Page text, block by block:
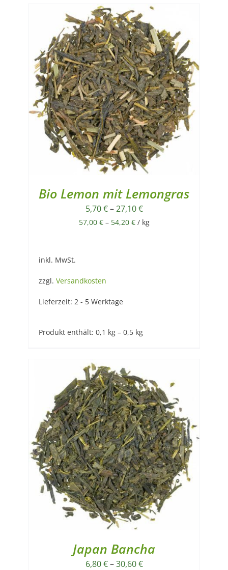
Bio Lemon mit Lemongras
5,70€–27,10€
57,00 €– 54,20 €/ kg
inkl. MwSt.
zzgl. Versandkosten
Lieferzeit: 2 - 5 Werktage
Produkt enthält: 0,1 kg – 0,5 kg
Japan Bancha
6,80€–30,60€